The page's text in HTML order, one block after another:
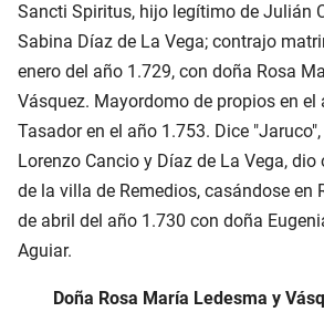
Sancti Spiritus, hijo legítimo de Julián
Sabina Díaz de La Vega; contrajo
enero del año 1.729, con doña Rosa
Vásquez. Mayordomo de propios en el
Tasador en el año 1.753. Dice
Lorenzo Cancio y Díaz de La Vega,
de la villa de Remedios, casándose en
de abril del año 1.730 con doña
Aguiar.
Doña Rosa María Ledesma y